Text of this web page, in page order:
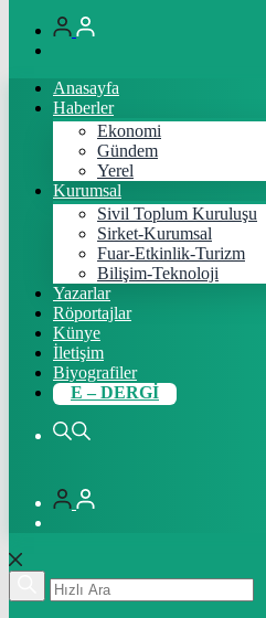
Anasayfa
Haberler
Ekonomi
Gündem
Yerel
Kurumsal
Sivil Toplum Kuruluşu
Sirket-Kurumsal
Fuar-Etkinlik-Turizm
Bilişim-Teknoloji
Yazarlar
Röportajlar
Künye
İletişim
Biyografiler
E – DERGİ